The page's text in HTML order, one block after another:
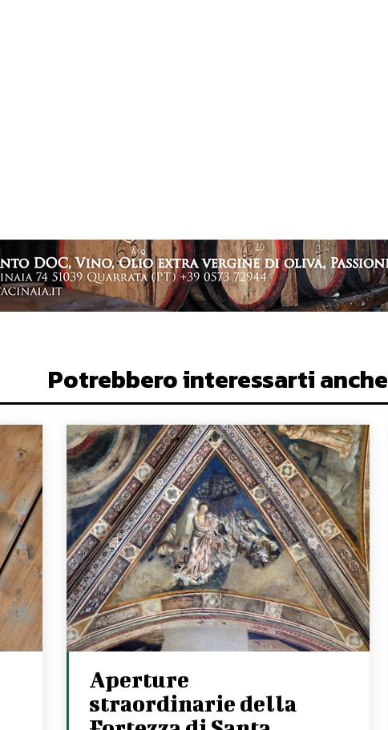
Potrebbero interessarti anche
Aperture
straordinarie della